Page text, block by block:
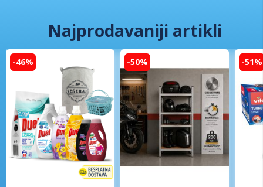
Najprodavaniji artikli
-46% -50% -51%